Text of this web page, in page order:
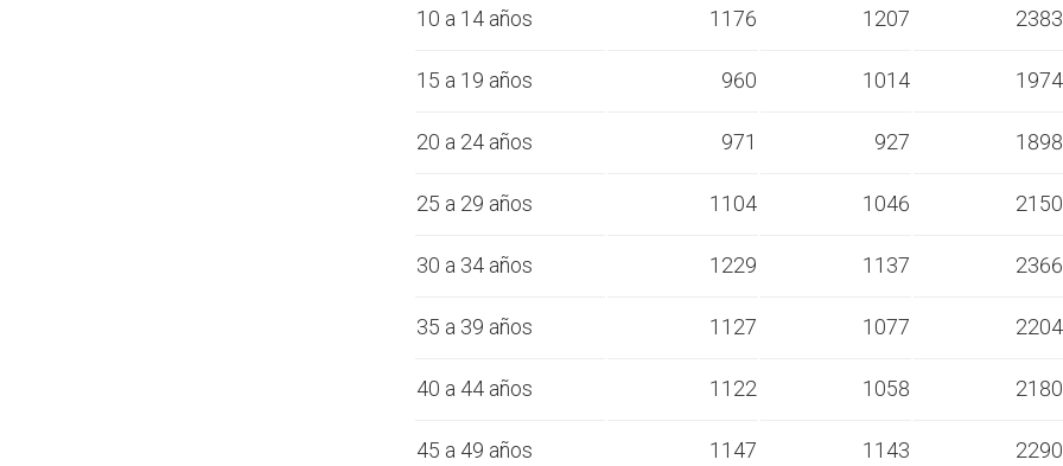
10 a 14 años 1176 1207 2383
15 a 19 años 960 1014 1974
20 a 24 años 971 927 1898
25 a 29 años 1104 1046 2150
30 a 34 años 1229 1137 2366
35 a 39 años 1127 1077 2204
40 a 44 años 1122 1058 2180
45 a 49 años 1147 1143 2290